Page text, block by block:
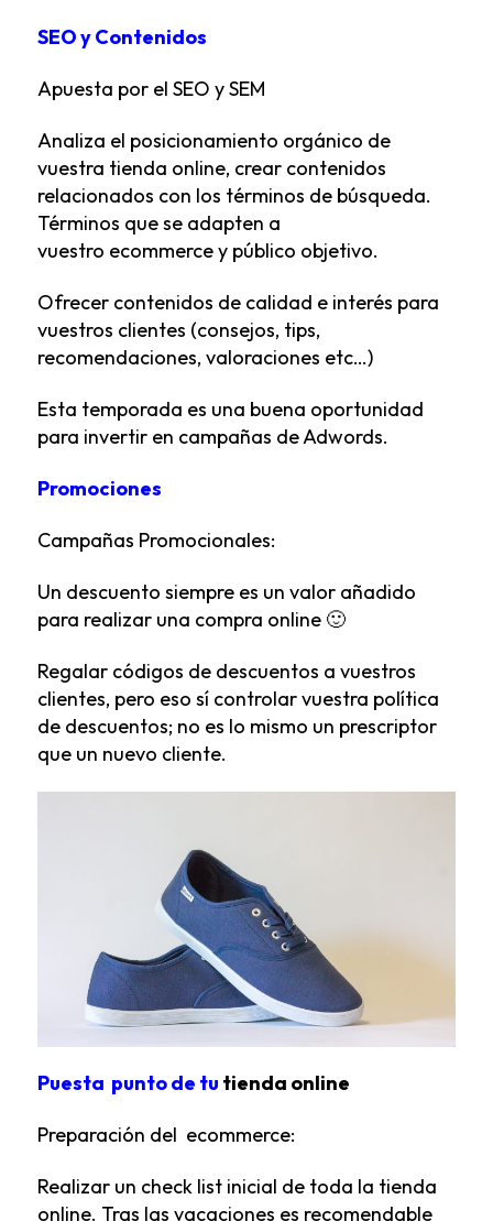
SEO y Contenidos
Apuesta por el SEO y SEM
Analiza el posicionamiento orgánico de
vuestra tienda online, crear contenidos
relacionados con los términos de búsqueda.
Términos que se adapten a
vuestro ecommercey público objetivo.
Ofrecer contenidos de calidad e interés para
vuestros clientes (consejos, tips,
recomendaciones, valoraciones etc…)
Esta temporada es una buena oportunidad
para invertir en campañas de Adwords.
Promociones
Campañas Promocionales:
Un descuento siempre es un valor añadido
para realizar una compra online 🙂
Regalar códigos de descuentos a vuestros
clientes, pero eso sí controlar vuestra política
de descuentos; no es lo mismo un prescriptor
que un nuevo cliente.
Puesta punto de tu tienda online
Preparación del ecommerce:
Realizar un check list inicial de toda la tienda
online. Tras las vacaciones es recomendable